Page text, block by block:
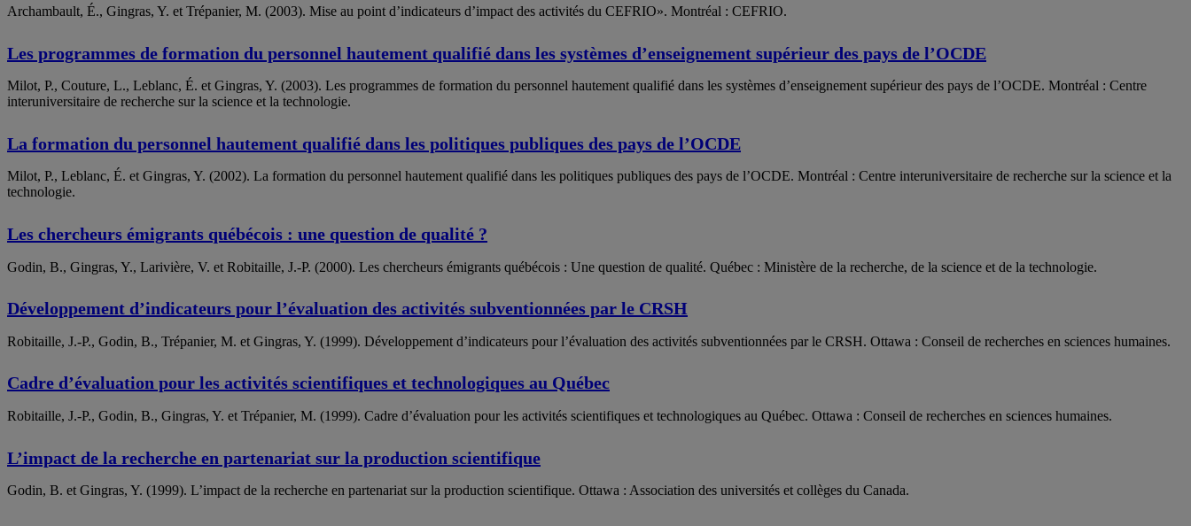
Archambault, É., Gingras, Y. et Trépanier, M. (2003). Mise au point d’indicateurs d’impact des activités du CEFRIO». Montréal : CEFRIO.
Les programmes de formation du personnel hautement qualifié dans les systèmes d’enseignement supérieur des pays de l’OCDE
Milot, P., Couture, L., Leblanc, É. et Gingras, Y. (2003). Les programmes de formation du personnel hautement qualifié dans les systèmes d’enseignement supérieur des pays de l’OCDE. Montréal : Centre
interuniversitaire de recherche sur la science et la technologie.
La formation du personnel hautement qualifié dans les politiques publiques des pays de l’OCDE
Milot, P., Leblanc, É. et Gingras, Y. (2002). La formation du personnel hautement qualifié dans les politiques publiques des pays de l’OCDE. Montréal : Centre interuniversitaire de recherche sur la science et la
technologie.
Les chercheurs émigrants québécois : une question de qualité ?
Godin, B., Gingras, Y., Larivière, V. et Robitaille, J.-P. (2000). Les chercheurs émigrants québécois : Une question de qualité. Québec : Ministère de la recherche, de la science et de la technologie.
Développement d’indicateurs pour l’évaluation des activités subventionnées par le CRSH
Robitaille, J.-P., Godin, B., Trépanier, M. et Gingras, Y. (1999). Développement d’indicateurs pour l’évaluation des activités subventionnées par le CRSH. Ottawa : Conseil de recherches en sciences humaines.
Cadre d’évaluation pour les activités scientifiques et technologiques au Québec
Robitaille, J.-P., Godin, B., Gingras, Y. et Trépanier, M. (1999). Cadre d’évaluation pour les activités scientifiques et technologiques au Québec. Ottawa : Conseil de recherches en sciences humaines.
L’impact de la recherche en partenariat sur la production scientifique
Godin, B. et Gingras, Y. (1999). L’impact de la recherche en partenariat sur la production scientifique. Ottawa : Association des universités et collèges du Canada.